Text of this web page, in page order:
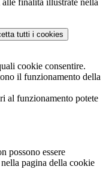
tutti i cookies
cookie consentire.
il funzionamento della
al funzionamento potete
possono essere
pagina della cookie